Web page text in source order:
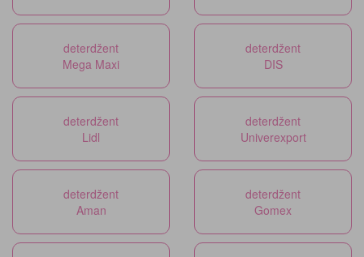
deterdžent
Mega Maxi
deterdžent
DIS
deterdžent
Lidl
deterdžent
Univerexport
deterdžent
Aman
deterdžent
Gomex